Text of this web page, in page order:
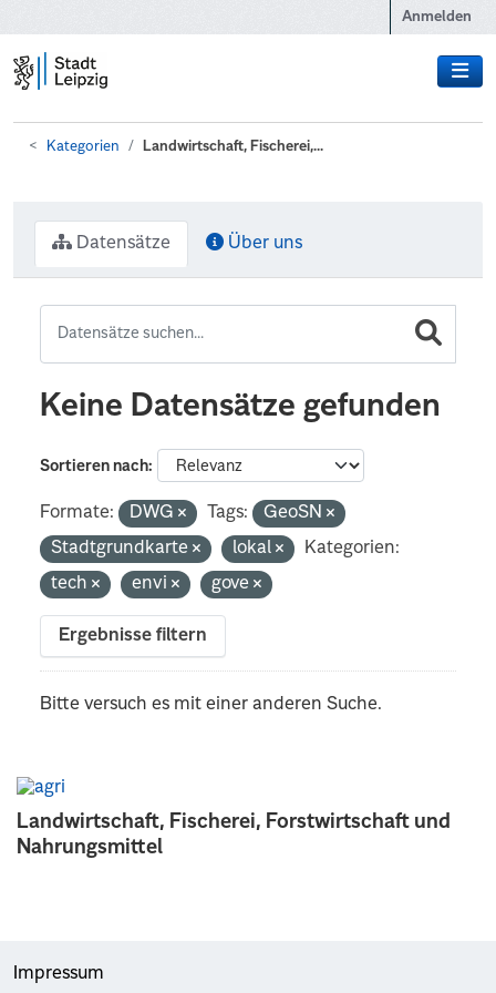
Anmelden
Kategorien Landwirtschaft, Fischerei,...
Landwirtschaft, Fischerei, Forstwirtschaft und
Nahrungsmittel
Datensätze Über uns
Keine Datensätze gefunden
Sortieren nach
Formate: DWG Tags:
GeoSN
Stadtgrundkarte
lokal
Kategorien:
tech
envi gove
Ergebnisse filtern
Bitte versuch es mit einer anderen Suche.
Impressum